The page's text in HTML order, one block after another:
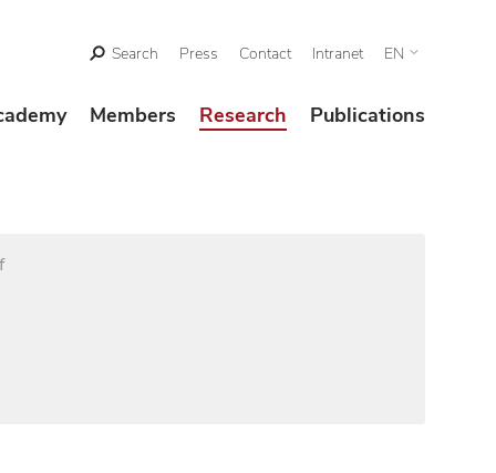
Search Press Contact Intranet EN
Members Research Publications